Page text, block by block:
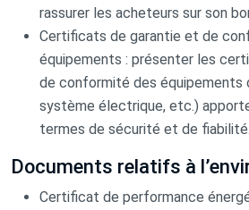
rassurer les acheteurs sur son
Certificats de garantie et de
équipements : présenter les
de conformité des équipements
système électrique, etc.)
termes de sécurité et de fiabilité.
Documents relatifs à
Certificat de performance